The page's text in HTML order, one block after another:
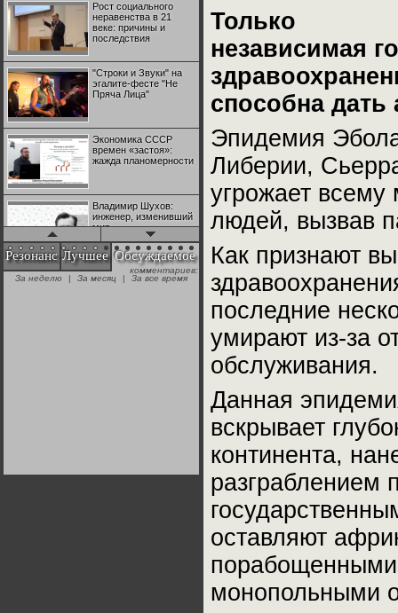
Рост социального
неравенства в 21
веке: причины и
последствия
"Строки и Звуки" на
эгалите-фесте "Не
Пряча Лица"
Экономика СССР
времен «застоя»:
жажда планомерности
Владимир Шухов:
инженер, изменивший
мир
"Аркадий Коц" на
эгалите-фесте "Не
Резонанс Лучшее Обсуждаемое
комментариев:
За неделю
| За месяц | За все время
Только
независимая
способна дать
Эпидемия
Либерии,
угрожает всему
людей, вызвав
Как признают
последние
умирают из-за
обслуживания.
Данная
вскрывает
континента,
разграблением
оставляют
монопольными